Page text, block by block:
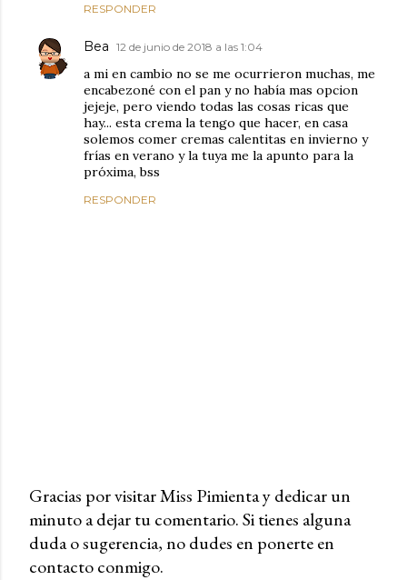
RESPONDER
Bea 12 de junio de 2018 a las 1:04
a mi en cambio no se me ocurrieron muchas, me
encabezoné con el pan y no había mas opcion
jejeje, pero viendo todas las cosas ricas que
hay... esta crema la tengo que hacer, en casa
solemos comer cremas calentitas en invierno y
frías en verano y la tuya me la apunto para la
próxima, bss
RESPONDER
P
u
b
Gracias por visitar Miss Pimienta y dedicar un
minuto a dejar tu comentario. Si tienes alguna
duda o sugerencia, no dudes en ponerte en
contacto conmigo.